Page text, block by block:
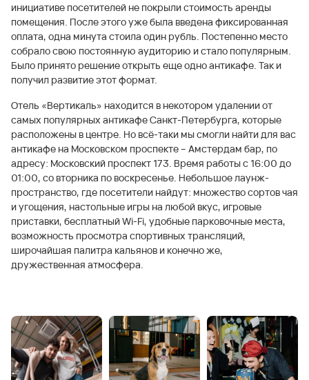
инициативе посетителей не покрыли стоимость аренды
помещения. После этого уже была введена фиксированная
оплата, одна минута стоила один рубль. Постепенно место
собрало свою постоянную аудиторию и стало популярным.
Было принято решение открыть еще одно антикафе. Так и
получил развитие этот формат.
Отель «Вертикаль» находится в некотором удалении от
самых популярных антикафе Санкт-Петербурга, которые
расположены в центре. Но всё-таки мы смогли найти для вас
антикафе на Московском проспекте – Амстердам бар, по
адресу: Московский проспект 173. Время работы с 16:00 до
01:00, со вторника по воскресенье. Небольшое лаунж-
пространство, где посетители найдут: множество сортов чая
и угощения, настольные игры на любой вкус, игровые
приставки, бесплатный Wi-Fi, удобные парковочные места,
возможность просмотра спортивных трансляций,
широчайшая палитра кальянов и конечно же,
дружественная атмосфера.